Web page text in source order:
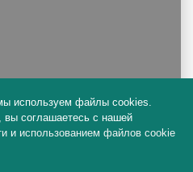
используем файлы cookies.
вы соглашаетесь с нашей
и использованием файлов cookie